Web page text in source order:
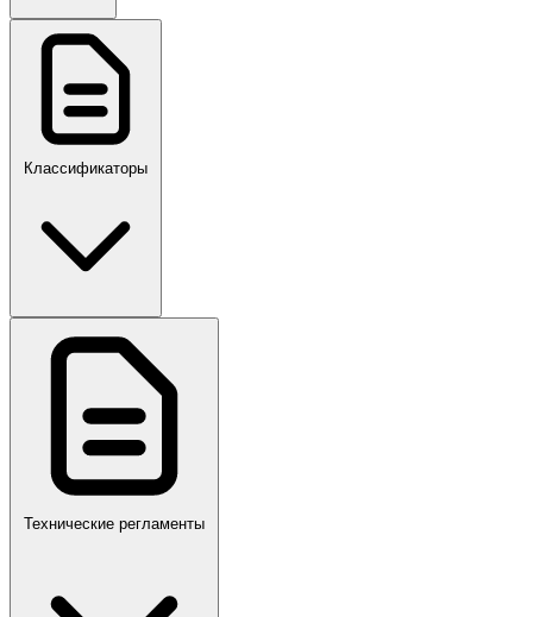
ГОСТ, ГОСТ Р, ПНСТ
ПР,Р,ПМГ,РМГ
Классификаторы
Технические регламенты